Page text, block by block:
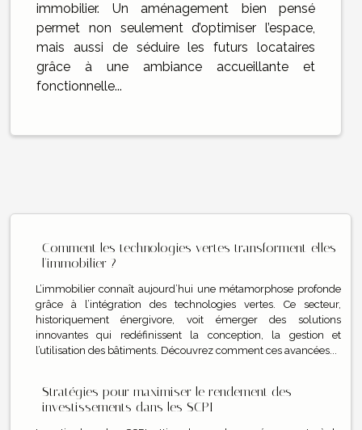
immobilier. Un aménagement bien pensé
permet non seulement d’optimiser l’espace,
mais aussi de séduire les futurs locataires
grâce à une ambiance accueillante et
fonctionnelle...
Comment les technologies vertes transforment-elles
l'immobilier ?
L’immobilier connaît aujourd’hui une métamorphose profonde
grâce à l’intégration des technologies vertes. Ce secteur,
historiquement énergivore, voit émerger des solutions
innovantes qui redéfinissent la conception, la gestion et
l’utilisation des bâtiments. Découvrez comment ces avancées...
Stratégies pour maximiser le rendement des
investissements dans les SCPI